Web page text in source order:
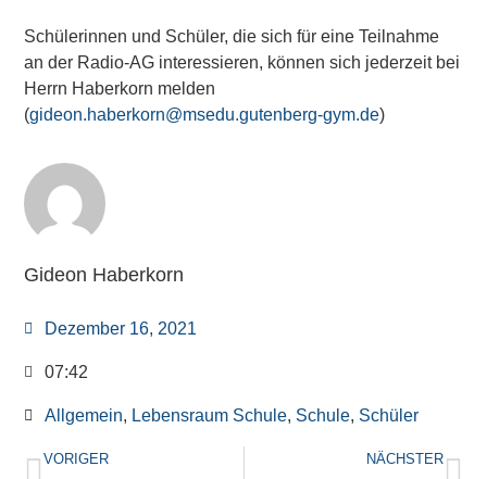
Schülerinnen und Schüler, die sich für eine Teilnahme
an der Radio-AG interessieren, können sich jederzeit bei
Herrn Haberkorn melden
(gideon.haberkorn@msedu.gutenberg-gym.de)
Gideon Haberkorn
Dezember 16, 2021
07:42
Allgemein, Lebensraum Schule, Schule, Schüler
VORIGER NÄCHSTER